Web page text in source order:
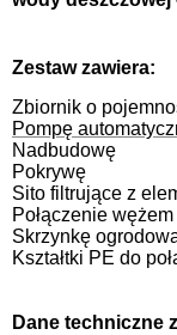
Zestaw zawiera:
Zbiornik o
Pompę
Nadbudowę
Pokrywę
Sito filtrujące z
Połączenie
Skrzynkę
Kształtki PE do
Dane techniczne